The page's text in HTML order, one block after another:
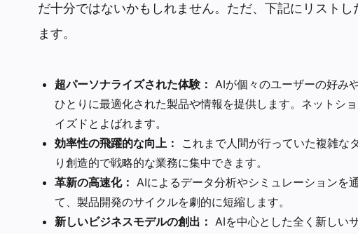
だ十分ではないかもしれません。ただ、下記にリスト
ます。
超パーソナライズされた体験： AIが個々のユーザーの好み
ひとりに最適化された製品や情報を提供します。ネットシ
イズドとよばれます。
効率性の飛躍的な向上：
これまで人間が行っていた複雑な
り創造的で戦略的な業務に集中できます。
革新の高速化： AIによるデータ分析やシミュレーションを
て、製品開発のサイクルを劇的に短縮します。
新しいビジネスモデルの創出： AIを中心とした全く新しい